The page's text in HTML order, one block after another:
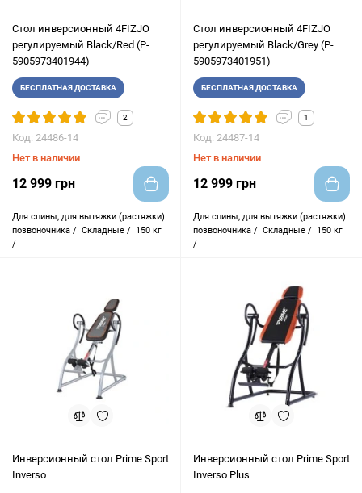
Стол инверсионный 4FIZJO
регулируемый Black/Red (P-
5905973401944)
БЕСПЛАТНАЯ ДОСТАВКА
2
Код: 24486-14
Нет в наличии
12 999 грн
Для спины, для вытяжки (растяжки)
позвоночника / Складные /
150 кг
/
Стол инверсионный 4FIZJO
регулируемый Black/Grey (P-
5905973401951)
БЕСПЛАТНАЯ ДОСТАВКА
1
Код: 24487-14
Нет в наличии
12 999 грн
Для спины, для вытяжки (растяжки)
позвоночника / Складные /
150 кг
/
Инверсионный стол Prime Sport
Inverso
Инверсионный стол Prime Sport
Inverso Plus